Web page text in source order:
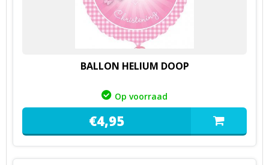
BALLON HELIUM DOOP
Op voorraad
€4,95